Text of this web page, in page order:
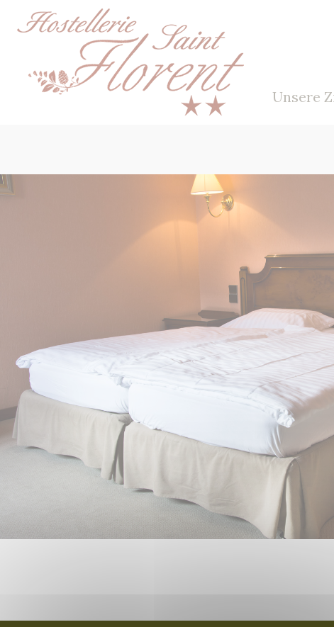
Unsere
Cookie-Einstellungen